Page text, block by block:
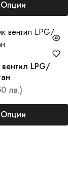
Опции
LPG/
лв.)
Опции